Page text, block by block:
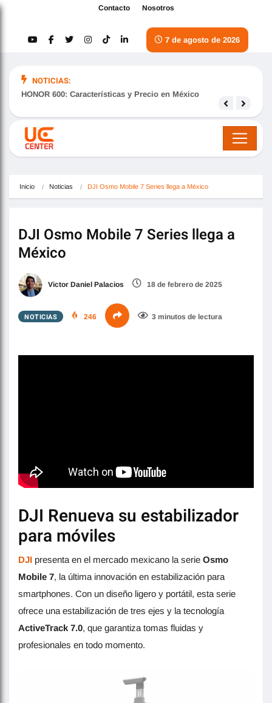
Contacto Nosotros
7 de agosto de 2026
NOTICIAS:
HONOR 600: Características y Precio en México
Inicio Noticias DJI Osmo Mobile 7 Series llega a México
DJI Osmo Mobile 7 Series llega a
México
Victor Daniel Palacios 18 de febrero de 2025
NOTICIAS 246 3 minutos de lectura
DJI Renueva su estabilizador
para móviles
DJI presenta en el mercado mexicano la serie Osmo
Mobile 7, la última innovación en estabilización para
smartphones. Con un diseño ligero y portátil, esta serie
ofrece una estabilización de tres ejes y la tecnología
ActiveTrack 7.0, que garantiza tomas fluidas y
profesionales en todo momento.